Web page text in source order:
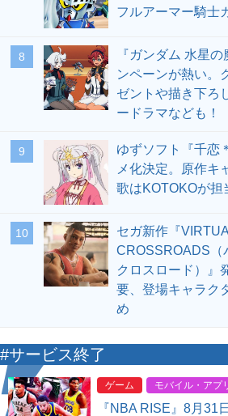
フルアーマー騎士
8
『ガンダム 水星
ンペーンが熱い。
ゼントや描き下ろ
ードラマなども！
9
ゆずソフト『千恋
メ化決定。原作キ
歌はKOTOKOが担
10
セガ新作『
CROSSROADS（
クロスロード）』
要、登場キャラク
め
#サービス終了
ゲーム モバイル・アプ
『NBA RISE』8月31